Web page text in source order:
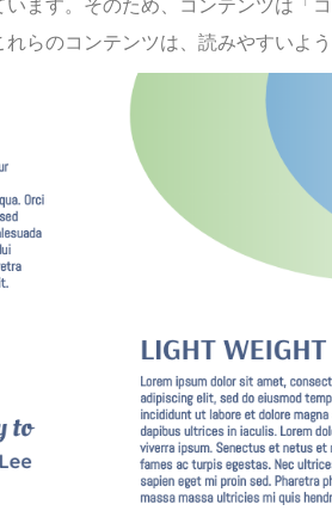
らのコンテンツは、読みやすいよ